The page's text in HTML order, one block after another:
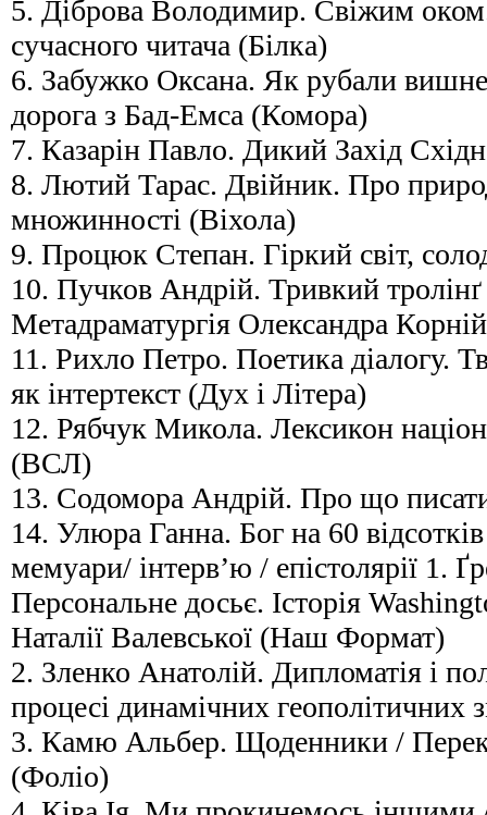
5. Діброва Володимир. Свіжим
сучасного читача (Білка)
6. Забужко Оксана. Як рубали
дорога з Бад-Емса (Комора)
7. Казарін Павло. Дикий Захід
8. Лютий Тарас. Двійник. Про
множинності (Віхола)
9. Процюк Степан. Гіркий світ,
10. Пучков Андрій. Тривкий тролінґ
Метадраматургія Олександра
11. Рихло Петро. Поетика діалогу.
як інтертекст (Дух і Літера)
12. Рябчук Микола. Лексикон
(ВСЛ)
13. Содомора Андрій. Про що
14. Улюра Ганна. Бог на 60
мемуари/ інтерв’ю / епістолярії 1.
Персональне досьє. Історія
Наталії Валевської (Наш Формат)
2. Зленко Анатолій. Дипломатія і
процесі динамічних геополітичних
3. Камю Альбер. Щоденники /
(Фоліо)